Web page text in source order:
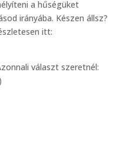
a hűségüket
irányába. Készen állsz?
itt:
választ szeretnél: